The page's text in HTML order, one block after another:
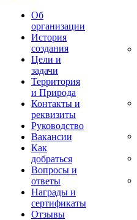
Об
организации
История
создания
Цели и
задачи
Территория
и Природа
Контакты и
реквизиты
Руководство
Вакансии
Как
добраться
Вопросы и
ответы
Награды и
сертификаты
Отзывы